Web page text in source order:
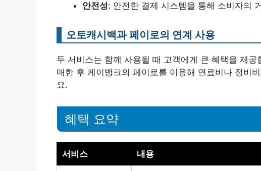
안전성: 안전한 결제 시스템을 통해 소비자의
오토캐시백과 페이로의 연계 사용
두 서비스는 함께 사용될 때 고객에게 큰 혜택을 제
매한 후 케이뱅크의 페이로를 이용해 연료비나 정비
요.
혜택 요약
서비스 내용